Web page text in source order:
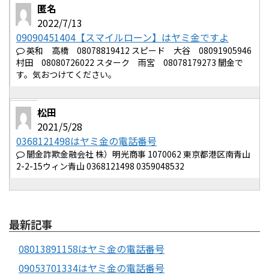
匿名
2022/7/13
09090451404【スマイルローン】はヤミ金ですよ
英和 高橋 08078819412 スピード 大谷 08091905946
村田 08080726022 スターク 雨宮 08078179273 闇金で
す。気おつけてください。
松田
2021/5/28
0368121498はヤミ金の電話番号
闇金詐欺金融会社 株）明光商事 1070062 東京都港区南青山
2-2-15ウィン青山 0368121498 0359048532
最新記事
08013891158はヤミ金の電話番号
09053701334はヤミ金の電話番号